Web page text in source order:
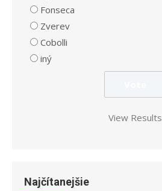
Fonseca
Zverev
Cobolli
iný
View Results
Najčítanejšie